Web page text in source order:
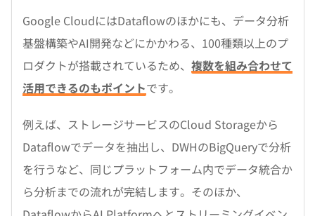
Google CloudにはDataflowのほかにも、データ分析
基盤構築やAI開発などにかかわる、100種類以上のプ
ロダクトが搭載されているため、 複数を組み合わせて
活用できるのもポイントです。
例えば、ストレージサービスのCloud Storageから
Dataflowでデータを抽出し、DWHのBigQueryで分析
を行うなど、同じプラットフォーム内でデータ統合か
ら分析までの流れが完結します。そのほか、